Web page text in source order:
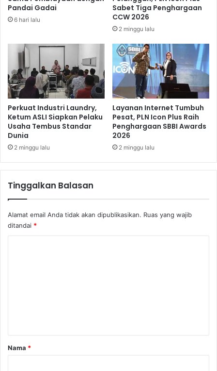
T
r
k
n
g
u
n
j
u
n
g
a
a
i
g
K
u
l
o
n
Pandai Gadai
6 hari lalu
Sabet Tiga Penghargaan
CCW 2026
2 minggu lalu
Perkuat Industri Laundry,
Ketum ASLI Siapkan Pelaku
Usaha Tembus Standar
Dunia
2 minggu lalu
Layanan Internet Tumbuh
Pesat, PLN Icon Plus Raih
Penghargaan SBBI Awards
2026
2 minggu lalu
Tinggalkan Balasan
Alamat email Anda tidak akan dipublikasikan. Ruas yang wajib
ditandai *
rNama *